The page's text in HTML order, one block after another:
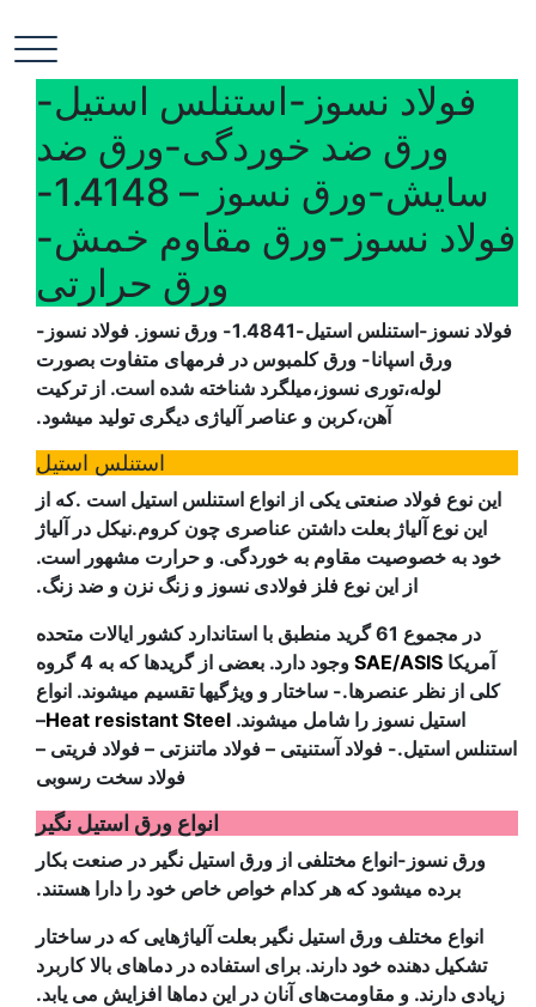
فولاد آلیاژی-میلگرد آلیاژی-تسمه آلیاژی-ورق آلیاژی-لوله آلیاژی-
نبشی فولادی-ناودانی فولادی-قیمت ورق-قیمت فولاد
فولاد نسوز-استنلس استیل-
ورق ضد خوردگی-ورق ضد
سایش-ورق نسوز – 1.4148-
فولاد نسوز-ورق مقاوم خمش-
ورق حرارتی
فولاد نسوز-استنلس استیل-1.4841- ورق نسوز. فولاد نسوز-
ورق اسپانا- ورق کلمبوس در فرمهای متفاوت بصورت
لوله،توری نسوز،میلگرد شناخته شده است. از ترکیت
آهن،کربن و عناصر آلیاژی دیگری تولید میشود.
استنلس استیل
این نوع فولاد صنعتی یکی از انواع استنلس استیل است .که از
این نوع آلیاژ بعلت داشتن عناصری چون کروم.نیکل در آلیاژ
خود به خصوصیت مقاوم به خوردگی. و حرارت مشهور است.
از این نوع فلز فولادی نسوز و زنگ نزن و ضد زنگ.
در مجموع 61 گرید منطبق با استاندارد کشور ایالات متحده
آمریکا
SAE/ASIS
وجود دارد. بعضی از گریدها که به 4 گروه
کلی از نظر عنصرها.- ساختار و ویژگیها تقسیم میشوند. انواع
استیل نسوز را شامل میشوند. Heat resistant Steel
–
استنلس استیل.- فولاد آستنیتی – فولاد ماتنزتی – فولاد فریتی –
فولاد سخت رسوبی
انواع ورق استیل نگیر
ورق نسوز-انواع مختلفی از ورق استیل نگیر در صنعت بکار
برده میشود که هر کدام خواص خاص خود را دارا هستند.
انواع مختلف ورق استیل نگیر بعلت آلیاژهایی که در ساختار
تشکیل دهنده خود دارند. برای استفاده در دماهای بالا کاربرد
زیادی دارند. و مقاومت‌های آنان در این دماها افزایش می یابد.